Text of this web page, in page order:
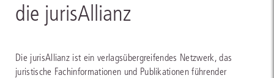
‍die jurisAllianz
Die jurisAllianz ist ein verlagsübergreifendes Netzwerk, das
juristische Fachinformationen und Publikationen führender